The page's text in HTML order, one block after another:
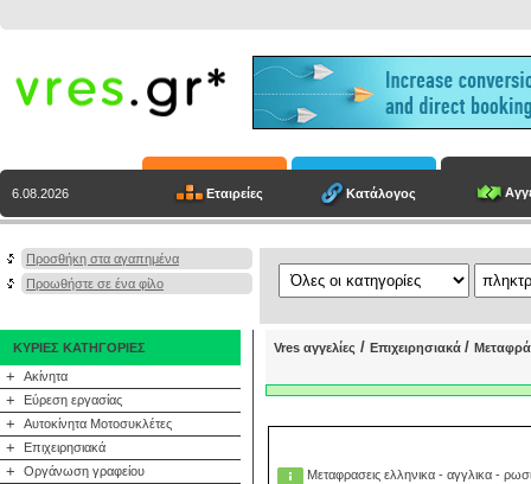
6.08.2026 Εταιρείες Κατάλογος
Προσθήκη στα αγαπημένα
Προωθήστε σε ένα φίλο
ΚΥΡΙΕΣ ΚΑΤΗΓΟΡΙΕΣ
+ Ακίνητα
+ Εύρεση εργασίας
+ Αυτοκίνητα Μοτοσυκλέτες
+ Επιχειρησιακά
+ Οργάνωση γραφείου
Vres αγγελίες / Επιχειρησιακά /
Μεταφρασεις ελληνικα - αγγλικα -